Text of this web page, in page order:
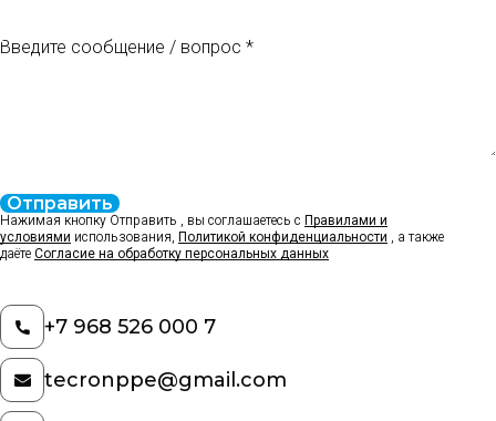
Введите сообщение / вопрос
Отправить
Нажимая кнопку Отправить , вы соглашаетесь с Правилами и
условиями использования, Политикой конфиденциальности , а также
даёте Согласие на обработку персональных данных
+7 968 526 000 7
tecronppe@gmail.com